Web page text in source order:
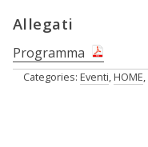
Allegati
Programma
Categories: Eventi HOME